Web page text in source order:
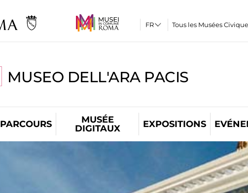
Tous les Musées
MUSEO DELL'ARA PACIS
PARCOURS
MUSÉE
DIGITAUX
EXPOSITIONS